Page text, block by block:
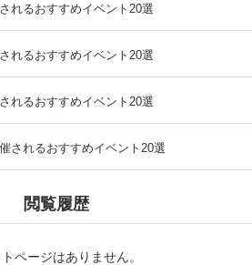
れるおすすめイベント20選
れるおすすめイベント20選
れるおすすめイベント20選
されるおすすめイベント20選
閲覧履歴
ページはありません。